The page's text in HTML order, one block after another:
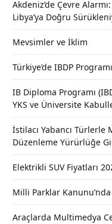
Akdeniz’de Çevre
Libya’ya Doğru
Mevsimler ve İklim
Türkiye’de IBDP
IB Diploma Programı
YKS ve Üniversite
İstilacı Yabancı Türlerle
Düzenleme Yürürlüğe
Elektrikli SUV Fiyatları
Milli Parklar
Araçlarda Multimedya